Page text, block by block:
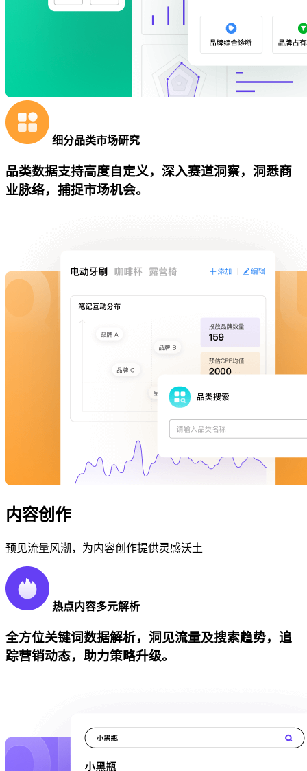
细分品类市场研究
品类数据支持高度自定义，深入赛道洞察，洞悉商
业脉络，捕捉市场机会。
内容创作
预见流量风潮，为内容创作提供灵感沃土
热点内容多元解析
全方位关键词数据解析，洞见流量及搜索趋势，追
踪营销动态，助力策略升级。